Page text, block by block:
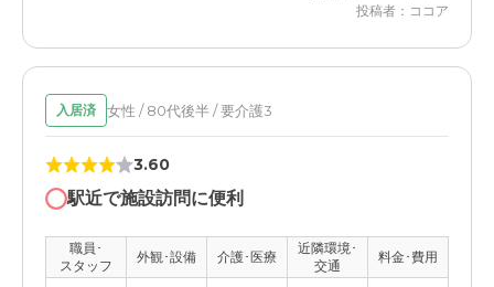
職員・スタッフ・他入居者の雰囲気について
いたので、男性のスタッフの様子も見ることができれば良
かったと思う。
スタッフが明るく、親切な印象を受けた。入居者も一様に
笑顔で過ごされている方が多く見受けられて安心感があっ
た。
投稿者：ココア
入居済 女性 / 80代後半 / 要介護3
3.60
駅近で施設訪問に便利
職員･
スタッフ
外観･設備 介護･医療
近隣環境･
交通
料金･費用